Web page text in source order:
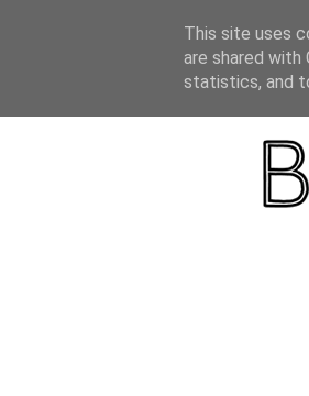
This site uses
are shared
statistics, and